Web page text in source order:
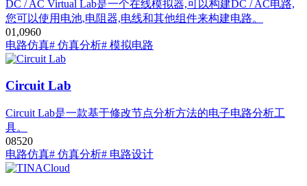
DC / AC Virtual Lab是一个在线模拟器,可以构建DC / AC电路,
您可以使用电池,电阻器,电线和其他组件来构建电路。
01,0960
电路仿真# 仿真分析# 模拟电路
Circuit Lab
Circuit Lab‌是一款基于修改节点分析方法的电子电路分析工
具。‌
08520
电路仿真# 仿真分析# 电路设计